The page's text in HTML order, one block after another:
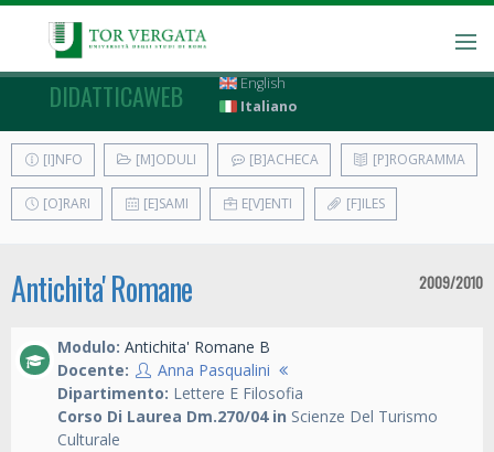
DIDATTICAWEB
English
Italiano
[I]NFO [M]ODULI [B]ACHECA [P]ROGRAMMA
[O]RARI [E]SAMI E[V]ENTI [F]ILES
Antichita' Romane 2009/2010
Modulo: Antichita' Romane B
Docente:
Anna Pasqualini
Dipartimento: Lettere E Filosofia
Corso Di Laurea Dm.270/04 in Scienze Del Turismo
Culturale